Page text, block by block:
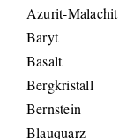
Azurit-Malachit
Baryt
Basalt
Bergkristall
Bernstein
Blauquarz